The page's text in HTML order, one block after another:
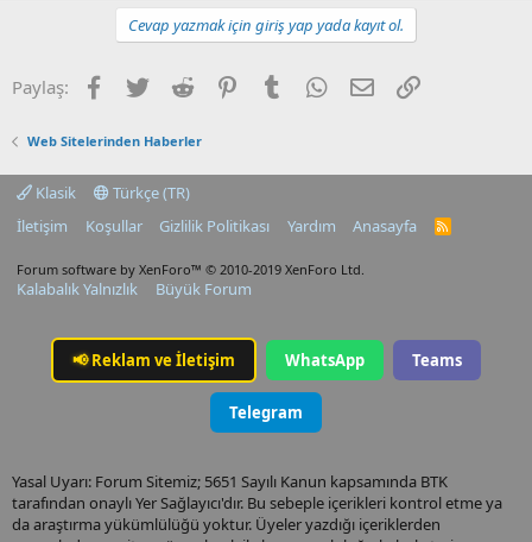
Cevap yazmak için giriş yap yada kayıt ol.
Paylaş: Facebook
TwitterReddit PinterestTumblrWhatsApp
E-postaLink
Web Sitelerinden Haberler
Klasik
Türkçe (TR)
İletişim
Koşullar Gizlilik Politikası Yardım Anasayfa
R
Forum software by XenForo™ © 2010-2019 XenForo Ltd.
Kalabalık Yalnızlık Büyük Forum
📢Reklam ve İletişim WhatsApp Teams
Telegram
Yasal Uyarı: Forum Sitemiz; 5651 Sayılı Kanun kapsamında BTK
tarafından onaylı Yer Sağlayıcı'dır. Bu sebeple içerikleri kontrol etme ya
da araştırma yükümlülüğü yoktur. Üyeler yazdığı içeriklerden